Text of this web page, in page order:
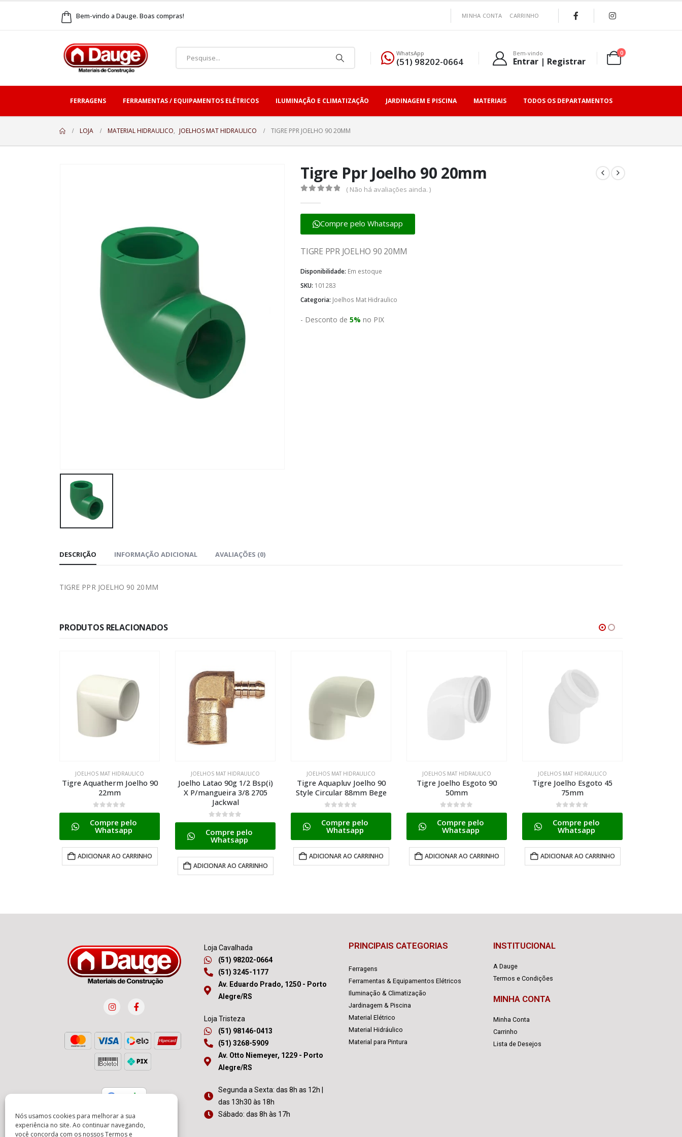
Nós usamos cookies para melhorar a sua
experiência no site. Ao continuar navegando,
você concorda com os nossosTermos e
Bem-vindo a Dauge. Boas compras! MINHA CONTA CARRINHO
WhatsApp
(51) 98202-0664
Bem-vindo
Entrar | Registrar
0
FERRAGENS FERRAMENTAS / EQUIPAMENTOS ELÉTRICOS ILUMINAÇÃO E CLIMATIZAÇÃO JARDINAGEM E PISCINA MATERIAIS TODOS OS DEPARTAMENTOS
LOJA MATERIAL HIDRAULICO, JOELHOS MAT HIDRAULICO TIGRE PPR JOELHO 90 20MM
Tigre Ppr Joelho 90 20mm
( Não há avaliações ainda. )
Compre pelo Whatsapp
TIGRE PPR JOELHO 90 20MM
Disponibilidade: Em estoque
SKU: 101283
Categoria: Joelhos Mat Hidraulico
- Desconto de 5% no PIX
DESCRIÇÃO INFORMAÇÃO ADICIONAL AVALIAÇÕES (0)
TIGRE PPR JOELHO 90 20MM
PRODUTOS RELACIONADOS
JOELHOS MAT HIDRAULICO
Joelho Latao 90g 1/2 Bsp(i)
X P/mangueira 3/8 2705
Jackwal
0de 5
Compre pelo
Whatsapp
ADICIONAR AO CARRINHO
JOELHOS MAT HIDRAULICO
Tigre Aquapluv Joelho 90
Style Circular 88mm Bege
0de 5
Compre pelo
Whatsapp
ADICIONAR AO CARRINHO
JOELHOS MAT HIDRAULICO
Tigre Joelho Esgoto 90
50mm
0de 5
Compre pelo
Whatsapp
ADICIONAR AO CARRINHO
JOELHOS MAT HIDRAULICO
Tigre Joelho Esgoto 45
75mm
0de 5
Compre pelo
Whatsapp
ADICIONAR AO CARRINHO
JOELHOS MAT HIDRAULICO
Tigre Joelho Esgoto 45
100mm
0de 5
Compre pelo
Whatsapp
ADICIONAR AO CARRINHO
Loja Cavalhada
(51) 98202-0664
(51) 3245-1177
Av. Eduardo Prado, 1250 - Porto
Alegre/RS
Loja Tristeza
(51) 98146-0413
(51) 3268-5909
Av. Otto Niemeyer, 1229 - Porto
Alegre/RS
Segunda a Sexta: das 8h as 12h |
das 13h30 às 18h
Sábado: das 8h às 17h
PRINCIPAIS CATEGORIAS
Ferragens
Ferramentas & Equipamentos Elétricos
Iluminação & Climatização
Jardinagem & Piscina
Material Elétrico
Material Hidráulico
Material para Pintura
INSTITUCIONAL
A Dauge
Termos e Condições
MINHA CONTA
Minha Conta
Carrinho
Lista de Desejos